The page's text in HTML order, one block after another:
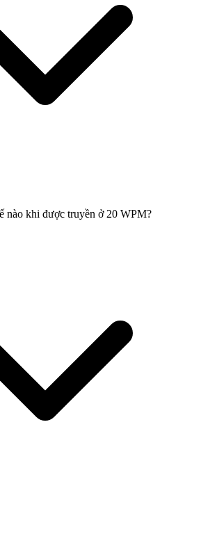
nào khi được truyền ở 20 WPM?